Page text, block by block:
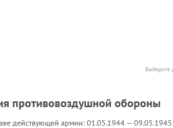
Выберите
противовоздушной обороны
действующей армии: 01.05.1944 — 09.05.1945